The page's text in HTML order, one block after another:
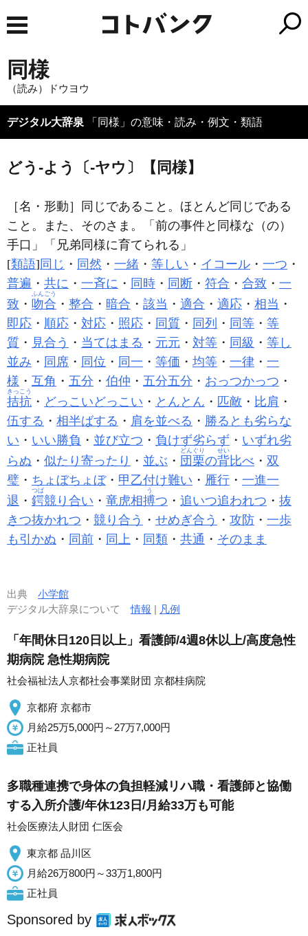
同様
（読み）ドウヨウ
デジタル大辞泉 「同様」の意味・読み・例文・類語
どう‐よう〔‐ヤウ〕【同様】
［名・形動］
同じであること。ほとんど同じである
こと。また、そのさま。「前の事件と 同様な（の）
手口」「兄弟 同様に育てられる」
[類語] 同じ ・ 同然 ・ 一緒 ・ 等しい ・ イコール ・ 一つ ・
普遍 ・ 共に ・ 一斉に ・ 同時 ・ 同断 ・ 符合 ・ 合致 ・ 一
致 ・ 吻合
ふんごう
・ 整合 ・ 暗合 ・ 該当 ・ 適合 ・ 適応 ・ 相当 ・
即応 ・ 順応 ・ 対応 ・ 照応 ・ 同質 ・ 同列 ・ 同等 ・ 等
質 ・ 見合う ・ 当てはまる ・ 元元 ・ 対等 ・ 同級 ・ 等し
並み ・ 同席 ・ 同位 ・ 同一 ・ 等価 ・ 均等 ・ 一律 ・ 一
様 ・ 互角 ・ 五分 ・ 伯仲 ・ 五分五分 ・ おっつかっつ ・
拮抗
きっこう
・ どっこいどっこい ・ とんとん ・ 匹敵 ・ 比肩 ・
伍する ・ 相半ばする ・ 肩を並べる ・ 勝るとも劣らな
い ・ いい勝負 ・ 並び立つ ・ 負けず劣らず ・ いずれ劣
らぬ ・ 似たり寄ったり ・ 並ぶ ・ 団栗
どんぐり
の背
せい
比べ ・ 双
璧 ・ ちょぼちょぼ・ 甲乙付け難い ・ 雁行 ・ 一進一
退 ・ 鍔
つば
競り合い ・ 竜虎相搏
う
つ ・ 追いつ追われつ ・ 抜
きつ抜かれつ ・ 競り合う ・ せめぎ合う ・ 攻防 ・ 一歩
も引かぬ ・ 同前 ・ 同上 ・ 同類 ・ 共通 ・ そのまま
出典 小学館
デジタル大辞泉について情報 | 凡例
「年間休日120日以上」看護師/4週8休以上/高度急性
期病院 急性期病院
社会福祉法人京都社会事業財団 京都桂病院
京都府 京都市
月給25万5,000円～27万7,000円
正社員
多職種連携で身体の負担軽減リハ職・看護師と協働
する入所介護/年休123日/月給33万も可能
社会医療法人財団 仁医会
東京都 品川区
月給26万800円～33万1,800円
正社員
Sponsored by